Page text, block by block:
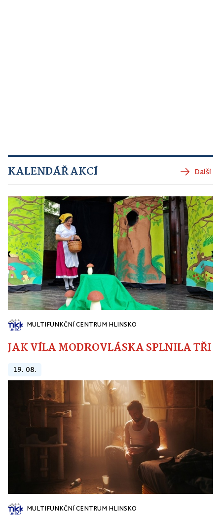
KALENDÁŘ AKCÍ Další
MULTIFUNKČNÍ CENTRUM HLINSKO
JAK VÍLA MODROVLÁSKA SPLNILA
19. 08.
MULTIFUNKČNÍ CENTRUM HLINSKO